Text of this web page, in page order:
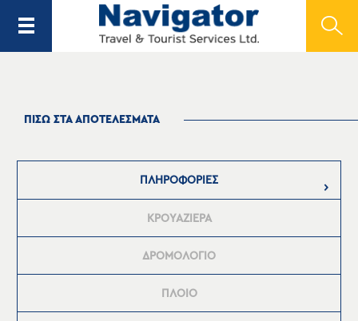
ΠΙΣΩ ΣΤΑ ΑΠΟΤΕΛΕΣΜΑΤΑ
ΠΛΗΡΟΦΟΡΙΕΣ
ΚΡΟΥΑΖΙΕΡΑ
ΔΡΟΜΟΛΟΓΙΟ
ΠΛΟΙΟ